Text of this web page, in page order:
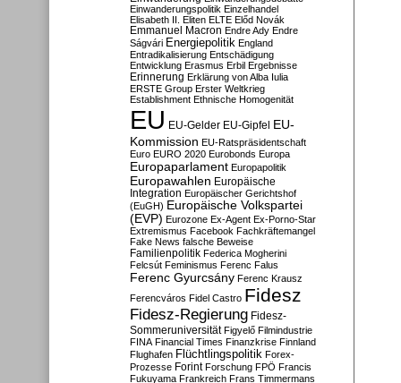
Einwanderungspolitik Einzelhandel
Elisabeth II. Eliten ELTE Előd Novák
Emmanuel Macron Endre Ady Endre
Ságvári Energiepolitik England
Entradikalisierung Entschädigung
Entwicklung Erasmus Erbil Ergebnisse
Erinnerung Erklärung von Alba Iulia
ERSTE Group Erster Weltkrieg
Establishment Ethnische Homogenität
EU EU-Gelder EU-Gipfel EU-
Kommission EU-Ratspräsidentschaft
Euro EURO 2020 Eurobonds Europa
Europaparlament Europapolitik
Europawahlen Europäische
Integration Europäischer Gerichtshof
(EuGH) Europäische Volkspartei
(EVP) Eurozone Ex-Agent Ex-Porno-Star
Extremismus Facebook Fachkräftemangel
Fake News falsche Beweise
Familienpolitik Federica Mogherini
Felcsút Feminismus Ferenc Falus
Ferenc Gyurcsány Ferenc Krausz
Ferencváros Fidel Castro Fidesz
Fidesz-Regierung Fidesz-
Sommeruniversität Figyelő Filmindustrie
FINA Financial Times Finanzkrise Finnland
Flughafen Flüchtlingspolitik Forex-
Prozesse Forint Forschung FPÖ Francis
Fukuyama Frankreich Frans Timmermans